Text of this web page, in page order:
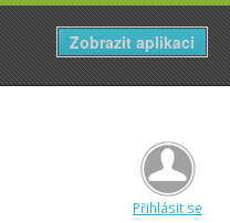
Zobrazit aplikaci
Přihlásit se